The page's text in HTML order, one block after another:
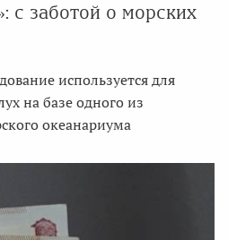
с заботой о морских
используется для
на базе одного из
океанариума